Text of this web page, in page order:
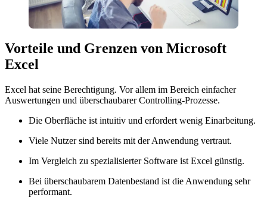
Vorteile und Grenzen von Microsoft
Excel
Excel hat seine Berechtigung. Vor allem im Bereich einfacher
Auswertungen und überschaubarer Controlling-Prozesse.
Die Oberfläche ist intuitiv und erfordert wenig Einarbeitung.
Viele Nutzer sind bereits mit der Anwendung vertraut.
Im Vergleich zu spezialisierter Software ist Excel günstig.
Bei überschaubarem Datenbestand ist die Anwendung sehr
performant.